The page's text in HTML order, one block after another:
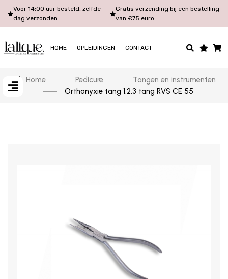
Voor 14:00 uur besteld, zelfde
dag verzonden
Gratis verzending bij een bestelling
van €75 euro
HOME OPLEIDINGEN CONTACT
Home Pedicure
Tangen en instrumenten
Orthonyxie tang 1,2,3 tang RVS CE 55